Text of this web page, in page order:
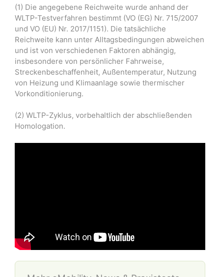
(1) Die angegebene Reichweite wurde anhand der
WLTP-Testverfahren bestimmt (VO (EG) Nr. 715/2007
und VO (EU) Nr. 2017/1151). Die tatsächliche
Reichweite kann unter Alltagsbedingungen abweichen
und ist von verschiedenen Faktoren abhängig,
insbesondere von persönlicher Fahrweise,
Streckenbeschaffenheit, Außentemperatur, Nutzung
von Heizung und Klimaanlage sowie thermischer
Vorkonditionierung.
(2) WLTP-Zyklus, vorbehaltlich der abschließenden
Homologation.